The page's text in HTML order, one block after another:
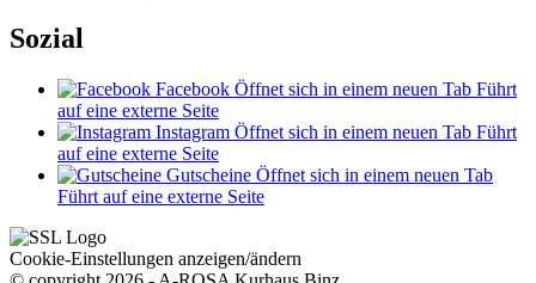
Sozial
Facebook Öffnet sich in einem neuen Tab Führt
auf eine externe Seite
Instagram Öffnet sich in einem neuen Tab Führt
auf eine externe Seite
Gutscheine Öffnet sich in einem neuen Tab
Führt auf eine externe Seite
Cookie-Einstellungen anzeigen/ändern